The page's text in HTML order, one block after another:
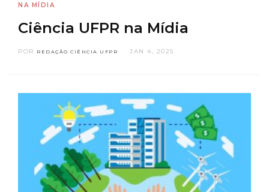
NA MÍDIA
Ciência UFPR na Mídia
POR REDAÇÃO CIÊNCIA UFPR JAN 4, 2025